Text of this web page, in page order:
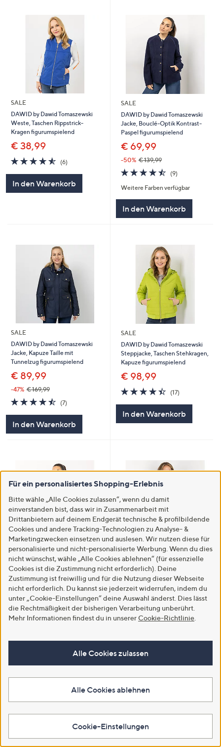
SALE
DAWID by Dawid Tomaszewski
Weste, Taschen Rippstrick-
Kragen figurumspielend
€ 38,99
4.5
von
(6)6
In den Warenkorb
SALE
DAWID by Dawid Tomaszewski
Jacke, Bouclé-Optik Kontrast-
Paspel figurumspielend
€ 69,99
-50% € 139,99
4.4
von
5
(9)9
Weitere Farben verfügbar
In den Warenkorb
SALE
DAWID by Dawid Tomaszewski
Jacke, Kapuze Taille mit
Tunnelzug figurumspielend
€ 89,99
-47% € 169,99
4.4
von
(7)7
In den Warenkorb
SALE
DAWID by Dawid Tomaszewski
Steppjacke, Taschen Stehkragen,
Kapuze figurumspielend
€ 98,99
4.4
von
(17)17
In den Warenkorb
SALE
DAWID by Dawid Tomaszewski
Bluse mit Top Ausbrenner-
Muster leger weit
€ 59,99
-45%
€ 109,99
4.4
(5)5
In den Warenkorb
Zuletzt im TV
DAWID by Dawid Tomaszewski
Jacke, Kapuze Materialmix
figurumspielend
€ 59,99
-62%
€ 159,99
4.3
(41)41
In den Warenkorb
Für ein personalisiertes Shopping-Erlebnis
Bitte wähle „Alle Cookies zulassen“, wenn du damit
einverstanden bist, dass wir in Zusammenarbeit mit
Drittanbietern auf deinem Endgerät technische & profilbildende
Cookies und andere Tracking-Technologien zu Analyse- &
Marketingzwecken einsetzen und auslesen. Wir nutzen diese für
personalisierte und nicht-personalisierte Werbung. Wenn du dies
nicht wünschst, wähle „Alle Cookies ablehnen“ (für essenzielle
Cookies ist die Zustimmung nicht erforderlich). Deine
Zustimmung ist freiwillig und für die Nutzung dieser Webseite
nicht erforderlich. Du kannst sie jederzeit widerrufen, indem du
unter „Cookie-Einstellungen“ deine Auswahl änderst. Dies lässt
die Rechtmäßigkeit der bisherigen Verarbeitung unberührt.
Mehr Informationen findest du in unserer Cookie-Richtlinie
Alle Cookies zulassen
Alle Cookies ablehnen
Cookie-Einstellungen